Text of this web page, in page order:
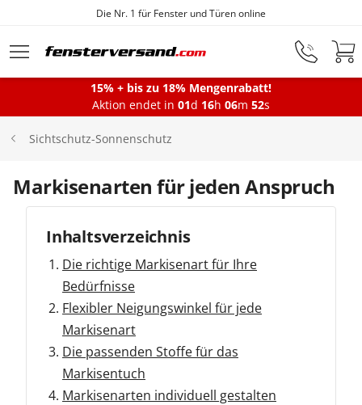
Zum Hauptinhalt springen
Montageservice
Terrassentüren
Haustüren
Sonnenschutz
15% + bis zu 18% Mengenrabatt!
Aktion endet in 01d 16h 06m 51s
Sichtschutz-Sonnenschutz
Markisenarten für jeden Anspruch
Inhaltsverzeichnis
Die richtige Markisenart für Ihre
Bedürfnisse
Flexibler Neigungswinkel für jede
Markisenart
Die passenden Stoffe für das
Markisentuch
Markisenarten individuell gestalten